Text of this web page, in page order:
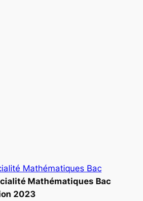
Mathématiques Bac
Mathématiques Bac
2023